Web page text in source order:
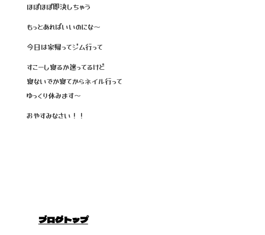
ほぼほぼ即決しちゃう
もっとあればいいのにな～
今日は家帰ってジム行って
すこーし寝るか迷ってるけど
寝ないでか寝てからネイル行って
ゆっくり休みます～
おやすみなさい！！
ブログトップ